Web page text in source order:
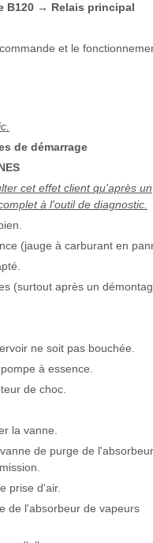
B120 → Relais principal
et le
de démarrage
cet effet client qu'après un
à l'outil de diagnostic.
(jauge à carburant en
(surtout après un
ne soit pas bouchée.
à essence.
de choc.
la vanne.
de purge de
prise d'air.
de l'absorbeur de vapeurs